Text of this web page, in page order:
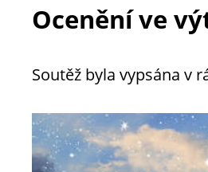
Ocenění ve
Soutěž byla vypsána v